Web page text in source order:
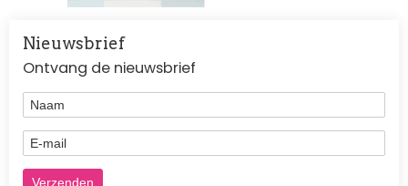
Nieuwsbrief
Ontvang de nieuwsbrief
Naam
E-mail